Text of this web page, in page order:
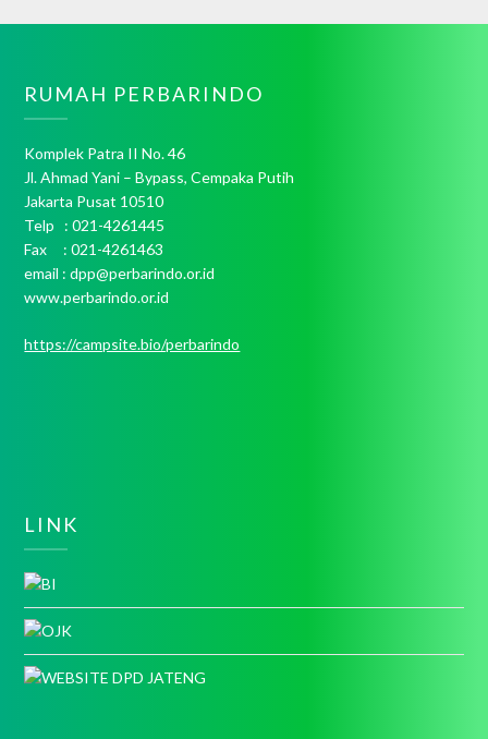
RUMAH PERBARINDO
Komplek Patra II No. 46
Jl. Ahmad Yani – Bypass, Cempaka Putih
Jakarta Pusat 10510
Telp : 021-4261445
Fax : 021-4261463
email : dpp@perbarindo.or.id
www.perbarindo.or.id
https://campsite.bio/perbarindo
LINK